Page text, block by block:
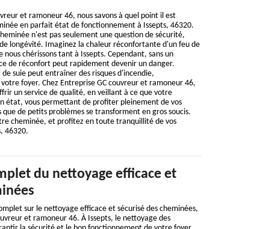
et ramoneur 46, nous savons à quel point il est
en parfait état de fonctionnement à Issepts, 46320.
n'est pas seulement une question de sécurité,
longévité. Imaginez la chaleur réconfortante d'un feu de
chérissons tant à Issepts. Cependant, sans un
de réconfort peut rapidement devenir un danger.
suie peut entraîner des risques d'incendie,
foyer. Chez Entreprise GC couvreur et ramoneur 46,
un service de qualité, en veillant à ce que votre
état, vous permettant de profiter pleinement de vos
de petits problèmes se transforment en gros soucis.
cheminée, et profitez en toute tranquillité de vos
46320.
du nettoyage efficace et
sur le nettoyage efficace et sécurisé des cheminées,
et ramoneur 46. À Issepts, le nettoyage des